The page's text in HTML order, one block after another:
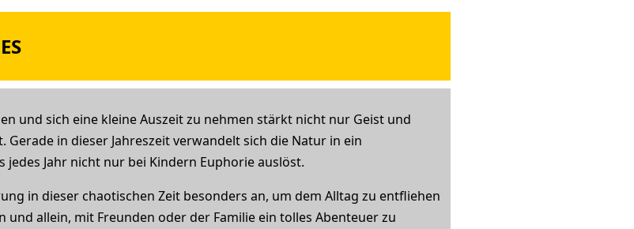
und sich eine kleine Auszeit zu nehmen stärkt nicht nur Geist und
in dieser Jahreszeit verwandelt sich die Natur in ein
Jahr nicht nur bei Kindern Euphorie auslöst.
in dieser chaotischen Zeit besonders an, um dem Alltag zu entfliehen
allein, mit Freunden oder der Familie ein tolles Abenteuer zu